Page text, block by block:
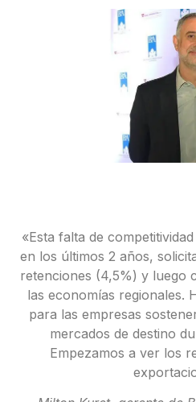
«Esta falta de
en los últimos 2 años,
retenciones (4,5%) y luego
las economías regionales.
para las empresas
mercados de destino
Empezamos a ver los